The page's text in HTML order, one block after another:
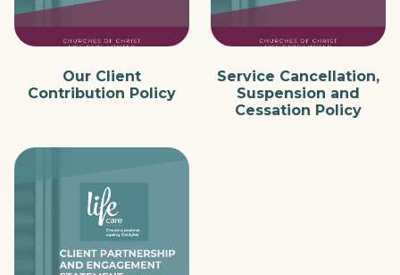
Our Client
Contribution Policy
Service Cancellation,
Suspension and
Cessation Policy